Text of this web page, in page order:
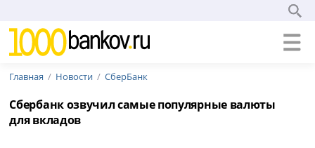
Главная Новости СберБанк
Сбербанк озвучил самые популярные валюты
для вкладов